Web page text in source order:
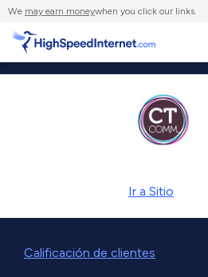
We may earn moneywhen you click our links.
Ir a Sitio
Calificación de clientes